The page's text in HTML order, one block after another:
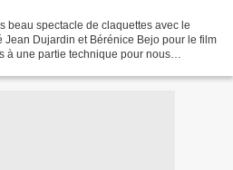
beau spectacle de claquettes avec le
Jean Dujardin et Bérénice Bejo pour le film
à une partie technique pour nous